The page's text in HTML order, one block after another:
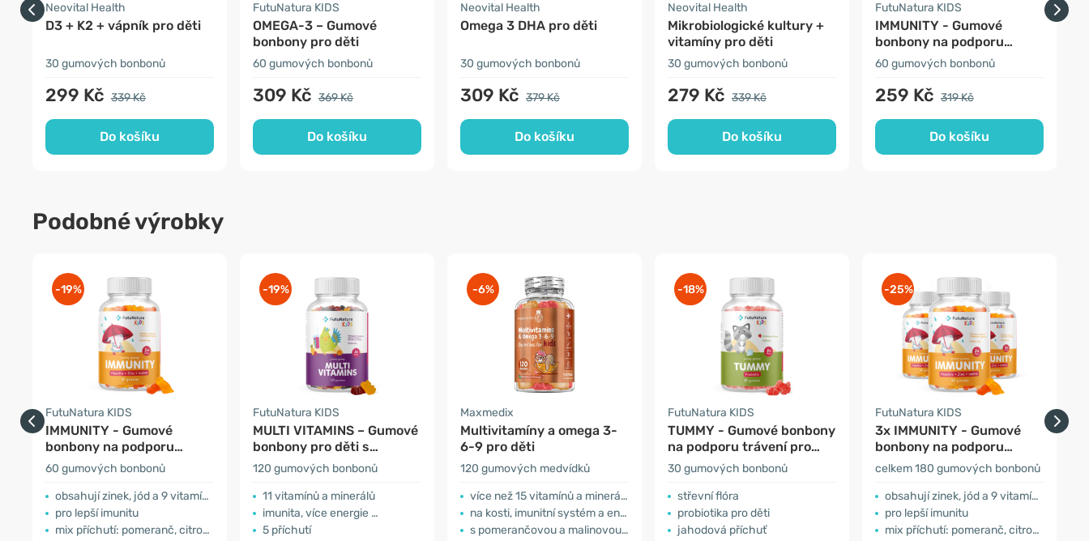
Neovital Health
D3 + K2 + vápník pro děti
30 gumových bonbonů
299 Kč 339 Kč
Do košíku
FutuNatura KIDS
OMEGA-3 – Gumové
bonbony pro děti
60 gumových bonbonů
309 Kč 369 Kč
Do košíku
Neovital Health
Omega 3 DHA pro děti
30 gumových bonbonů
309 Kč 379 Kč
Do košíku
Neovital Health
Mikrobiologické kultury +
vitamíny pro děti
30 gumových bonbonů
279 Kč 339 Kč
Do košíku
FutuNatura KIDS
IMMUNITY - Gumové
bonbony na podporu
imunity pro děti
60 gumových bonbonů
259 Kč 319 Kč
Do košíku
Podobné výrobky
-19%
FutuNatura KIDS
IMMUNITY - Gumové
bonbony na podporu
imunity pro děti
60 gumových bonbonů
obsahují zinek, jód a 9 vitamínů
pro lepší imunitu
mix příchutí: pomeranč, citron a jahoda
-19%
FutuNatura KIDS
MULTI VITAMINS – Gumové
bonbony pro děti s
multivitamíny
120 gumových bonbonů
11 vitamínů a minerálů
imunita, více energie …
5 příchutí
-6%
Maxmedix
Multivitamíny a omega 3-
6-9 pro děti
120 gumových medvídků
více než 15 vitamínů a minerálů
na kosti, imunitní systém a energii
s pomerančovou a malinovou příchutí
-18%
FutuNatura KIDS
TUMMY - Gumové bonbony
na podporu trávení pro
děti
30 gumových bonbonů
střevní flóra
probiotika pro děti
jahodová příchuť
-25%
FutuNatura KIDS
3x IMMUNITY - Gumové
bonbony na podporu
imunity pro děti
celkem 180 gumových bonbonů
obsahují zinek, jód a 9 vitamínů
pro lepší imunitu
mix příchutí: pomeranč, citron a jahoda